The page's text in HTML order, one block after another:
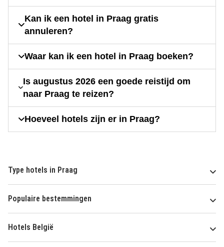
Kan ik een hotel in Praag gratis
annuleren?
Waar kan ik een hotel in Praag boeken?
Is augustus 2026 een goede reistijd om
naar Praag te reizen?
Hoeveel hotels zijn er in Praag?
Type hotels in Praag
Populaire bestemmingen
Hotels België